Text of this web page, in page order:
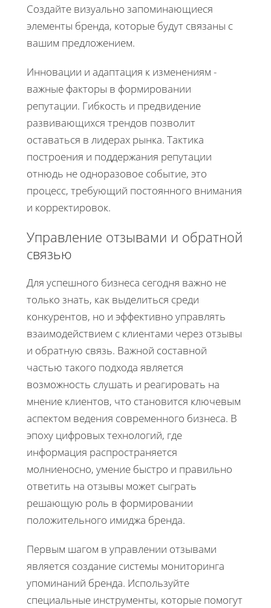
Создайте визуально запоминающиеся
элементы бренда, которые будут связаны с
вашим предложением.
Инновации и адаптация к изменениям -
важные факторы в формировании
репутации. Гибкость и предвидение
развивающихся трендов позволит
оставаться в лидерах рынка. Тактика
построения и поддержания репутации
отнюдь не одноразовое событие, это
процесс, требующий постоянного внимания
и корректировок.
Управление отзывами и обратной
связью
Для успешного бизнеса сегодня важно не
только знать, как выделиться среди
конкурентов, но и эффективно управлять
взаимодействием с клиентами через отзывы
и обратную связь. Важной составной
частью такого подхода является
возможность слушать и реагировать на
мнение клиентов, что становится ключевым
аспектом ведения современного бизнеса. В
эпоху цифровых технологий, где
информация распространяется
молниеносно, умение быстро и правильно
ответить на отзывы может сыграть
решающую роль в формировании
положительного имиджа бренда.
Первым шагом в управлении отзывами
является создание системы мониторинга
упоминаний бренда. Используйте
специальные инструменты, которые помогут